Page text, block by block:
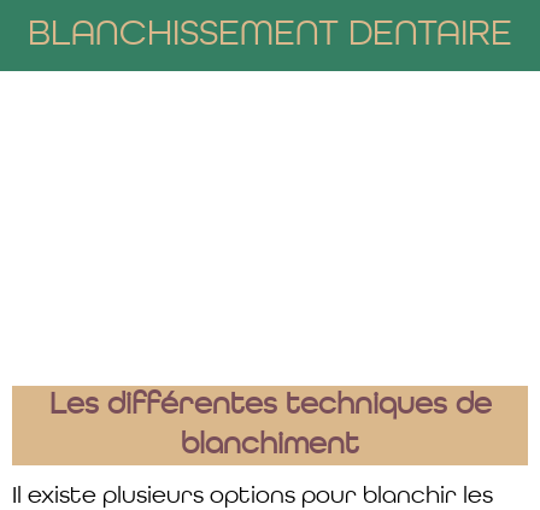
BLANCHISSEMENT DENTAIRE
Les différentes techniques de
blanchiment
Il existe plusieurs options pour blanchir les